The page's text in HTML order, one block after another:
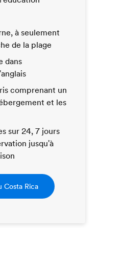
à seulement
de la plage
dans
comprenant un
et les
sur 24, 7 jours
jusqu'à
Costa Rica